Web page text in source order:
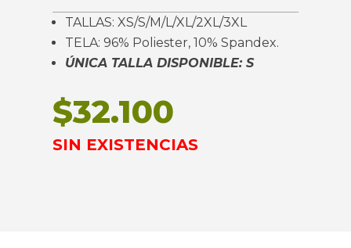
TALLAS: XS/S/M/L/XL/2XL/3XL
TELA: 96% Poliester, 10% Spandex.
ÚNICA TALLA DISPONIBLE: S
$32.100
SIN EXISTENCIAS